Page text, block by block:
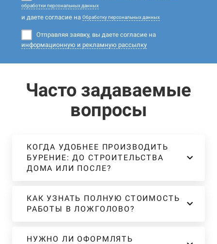
обработки персональных данных
и даете согласие на Обработку персональных данных
Отправляя заявку, вы даете согласие на
информационную и рекламную рассылку
Часто задаваемые
вопросы
КОГДА УДОБНЕЕ ПРОИЗВОДИТЬ
БУРЕНИЕ: ДО СТРОИТЕЛЬСТВА
ДОМА ИЛИ ПОСЛЕ?
КАК УЗНАТЬ ПОЛНУЮ СТОИМОСТЬ
РАБОТЫ В ЛОЖГОЛОВО?
НУЖНО ЛИ ОФОРМЛЯТЬ